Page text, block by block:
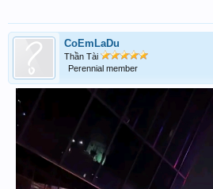
CoEmLaDu
Thần Tài
Perennial member